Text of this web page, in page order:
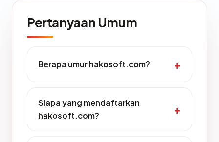
Pertanyaan Umum
Berapa umur hakosoft.com?
Siapa yang mendaftarkan
hakosoft.com?